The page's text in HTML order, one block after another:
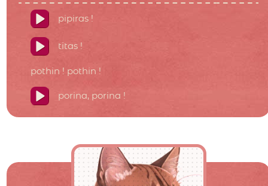
pipiras !
titas !
pothin ! pothin !
porina, porina !